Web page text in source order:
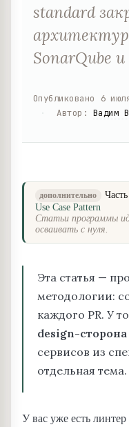
standard
SonarQube
Опубликовано 6
Автор : Вадим
дополнительно
Use Case Pattern
Статьи программы
осваивать с нуля.
Эта статья — про
методологии:
каждого PR. У
design-сторона
сервисов из
отдельная тема.
У вас уже есть линтер